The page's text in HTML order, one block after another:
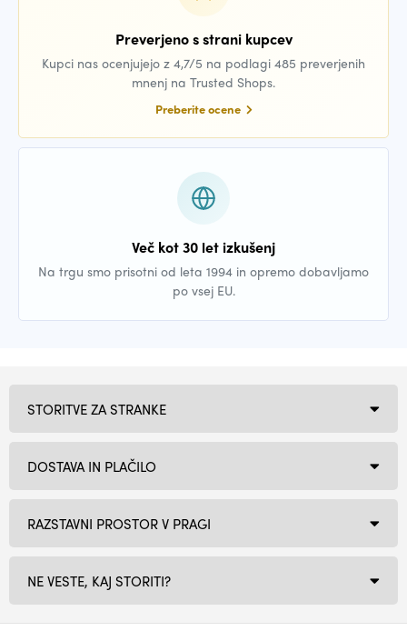
Preverjeno s strani kupcev
Kupci nas ocenjujejo z 4,7/5 na podlagi 485 preverjenih
mnenj na Trusted Shops.
Preberite ocene
Več kot 30 let izkušenj
Na trgu smo prisotni od leta 1994 in opremo dobavljamo
po vsej EU.
RAZSTAVNI PROSTOR V PRAGI
NE VESTE, KAJ STORITI?
STORITVE ZA STRANKE
DOSTAVA IN PLAČILO